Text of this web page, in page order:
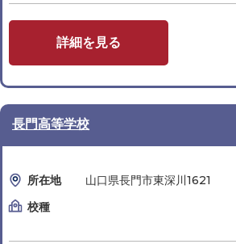
詳細を見る
長門高等学校
所在地
山口県長門市東深川1621
校種